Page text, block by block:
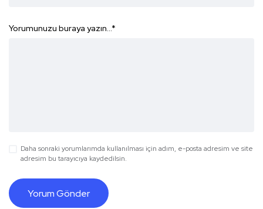
Yorumunuzu buraya yazın...*
Daha sonraki yorumlarımda kullanılması için adım, e-posta adresim ve site
adresim bu tarayıcıya kaydedilsin.